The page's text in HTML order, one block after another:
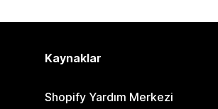
Kaynaklar
Shopify Yardım Merkezi